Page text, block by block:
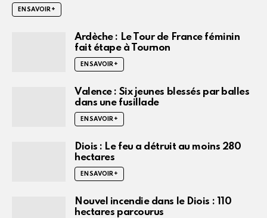
EN SAVOIR +
Ardèche : Le Tour de France féminin
fait étape à Tournon
EN SAVOIR +
Valence : Six jeunes blessés par balles
dans une fusillade
EN SAVOIR +
Diois : Le feu a détruit au moins 280
hectares
EN SAVOIR +
Nouvel incendie dans le Diois : 110
hectares parcourus